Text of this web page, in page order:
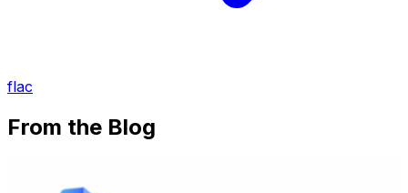
flac
From the Blog